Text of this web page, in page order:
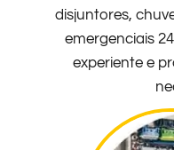
disjuntores,
emergenciais
experiente e